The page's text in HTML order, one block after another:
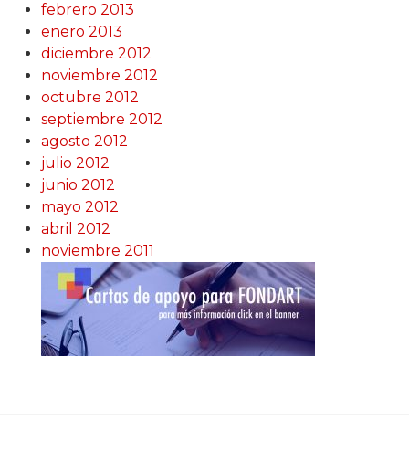
febrero 2013
enero 2013
diciembre 2012
noviembre 2012
octubre 2012
septiembre 2012
agosto 2012
julio 2012
junio 2012
mayo 2012
abril 2012
noviembre 2011